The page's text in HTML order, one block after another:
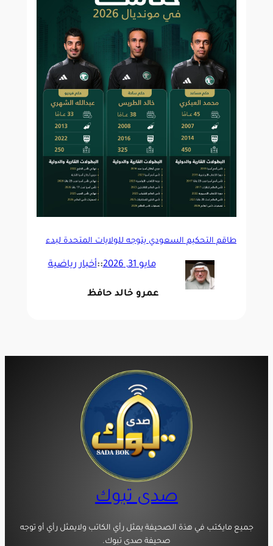
طاقم التحكيم السعودي يتوجه للولايات المتحدة لبدء
مايو 31, 2026 ::أخبار رياضية
عمرو خالد حافظ
صدى تبوك
جميع مايكتب في هذة الصحيفة يمثل رأي الكاتب ولايمثل رأي أو توجه
صحيفة صدى تبوك.